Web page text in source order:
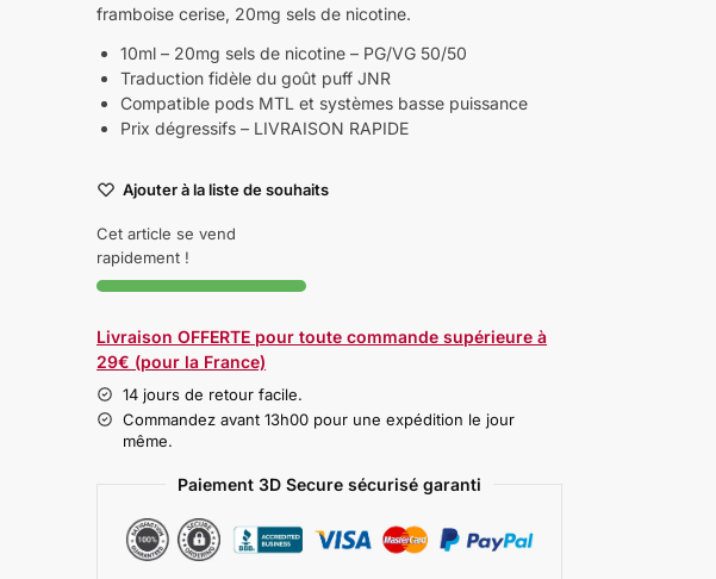
framboise cerise, 20mg sels de nicotine.
10ml – 20mg sels de nicotine – PG/VG 50/50
Traduction fidèle du goût puff JNR
Compatible pods MTL et systèmes basse puissance
Prix dégressifs – LIVRAISON RAPIDE
Ajouter à la liste de souhaits
Cet article se vend
rapidement !
Livraison OFFERTE pour toute commande supérieure à
29€ (pour la France)
14 jours de retour facile.
Commandez avant 13h00 pour une expédition le jour
même.
Paiement 3D Secure sécurisé garanti